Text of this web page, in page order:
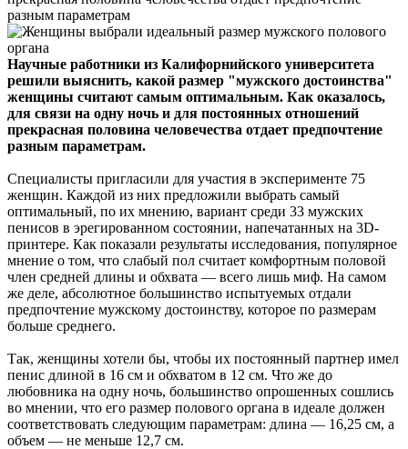
разным параметрам
Научные работники из Калифорнийского университета
решили выяснить, какой размер "мужского достоинства"
женщины считают самым оптимальным. Как оказалось,
для связи на одну ночь и для постоянных отношений
прекрасная половина человечества отдает предпочтение
разным параметрам.
Специалисты пригласили для участия в эксперименте 75
женщин. Каждой из них предложили выбрать самый
оптимальный, по их мнению, вариант среди 33 мужских
пенисов в эрегированном состоянии, напечатанных на 3D-
принтере. Как показали результаты исследования, популярное
мнение о том, что слабый пол считает комфортным половой
член средней длины и обхвата — всего лишь миф. На самом
же деле, абсолютное большинство испытуемых отдали
предпочтение мужскому достоинству, которое по размерам
больше среднего.
Так, женщины хотели бы, чтобы их постоянный партнер имел
пенис длиной в 16 см и обхватом в 12 см. Что же до
любовника на одну ночь, большинство опрошенных сошлись
во мнении, что его размер полового органа в идеале должен
соответствовать следующим параметрам: длина — 16,25 см, а
объем — не меньше 12,7 см.